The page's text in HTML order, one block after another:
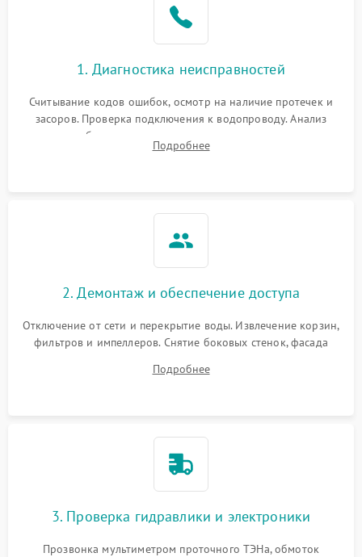
1. Диагностика неисправностей
Считывание кодов ошибок, осмотр на наличие протечек и
засоров. Проверка подключения к водопроводу. Анализ
жалоб на отсутствие слива, нагрева, вращения
разбрызгивателей или срабатывание системы защиты
Подробнее
2. Демонтаж и обеспечение доступа
Отключение от сети и перекрытие воды. Извлечение корзин,
фильтров и импеллеров. Снятие боковых стенок, фасада
циркуляционному насосу, ТЭНу и сливной помпе.
Подробнее
3. Проверка гидравлики и электроники
Прозвонка мультиметром проточного ТЭНа, обмоток